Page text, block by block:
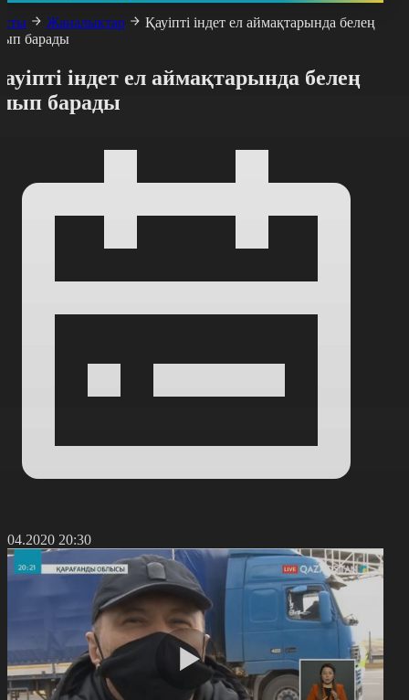
Жаңалықтар
Қауіпті індет ел аймақтарында белең
барады
індет ел аймақтарында белең
барады
20:30